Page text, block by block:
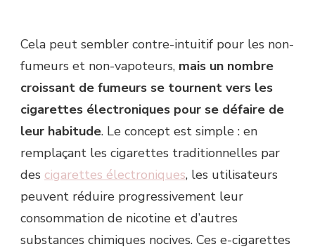
Cela peut sembler contre-intuitif pour les non-
fumeurs et non-vapoteurs, mais un nombre
croissant de fumeurs se tournent vers les
cigarettes électroniques pour se défaire de
leur habitude. Le concept est simple : en
remplaçant les cigarettes traditionnelles par
des cigarettes électroniques, les utilisateurs
peuvent réduire progressivement leur
consommation de nicotine et d’autres
substances chimiques nocives. Ces e-cigarettes